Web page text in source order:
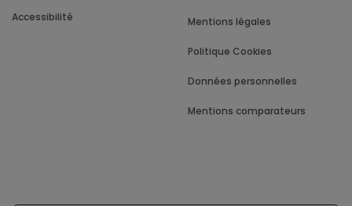
Accessibilité Mentions légales
Politique Cookies
Données personnelles
Mentions comparateurs